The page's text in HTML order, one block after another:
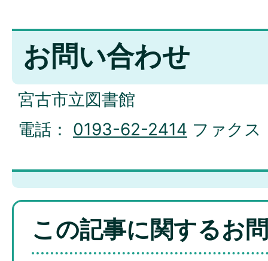
お問い合わせ
宮古市立図書館
電話： 0193-62-2414 ファク
この記事に関するお